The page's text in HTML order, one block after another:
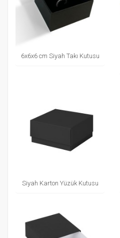
6x6x6 cm Siyah Takı Kutusu
Siyah Karton Yüzük Kutusu